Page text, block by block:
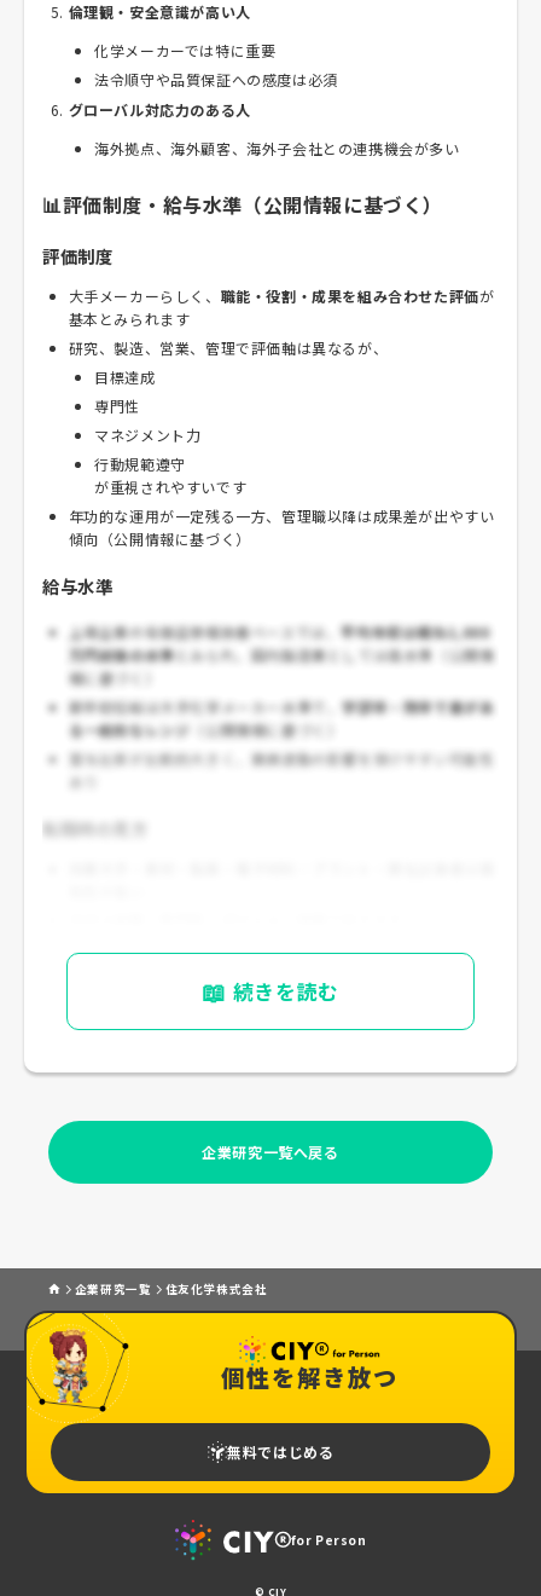
倫理観・安全意識が高い人
化学メーカーでは特に重要
法令順守や品質保証への感度は必須
グローバル対応力のある人
海外拠点、海外顧客、海外子会社との連携機会が多い
📊評価制度・給与水準（公開情報に基づく）
評価制度
大手メーカーらしく、 職能・役割・成果を組み合わせた評価が
基本とみられます
研究、製造、営業、管理で評価軸は異なるが、
目標達成
専門性
マネジメント力
行動規範遵守
が重視されやすいです
年功的な運用が一定残る一方、管理職以降は成果差が出やすい
傾向（公開情報に基づく）
給与水準
上場企業の有価証券報告書ベースでは、 平均年収は概ね1,000
万円前後の水準とみられ、国内製造業としては高水準（公開情
報に基づく）
新卒初任給は大手化学メーカー水準で、 学部卒・院卒で差があ
る一般的なレンジ
（公開情報に基づく）
賞与比率が比較的大きく、業績連動の影響を受けやすい可能性
あり
転職時の見方
📖 続きを読む
企業研究一覧へ戻る
企業研究一覧 住友化学株式会社
個性を解き放つ
無料ではじめる
for Person
© CIY